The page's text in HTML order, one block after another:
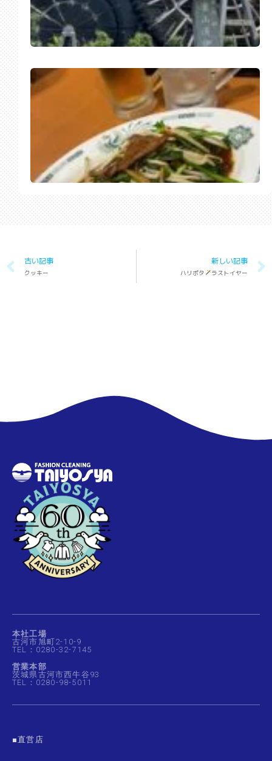
古い記事
クッキー
新しい記事
ハリポタ ラストイヤー
本社工場
古河市旭町2-10-9
TEL：0280-32-7145
営業本部
茨城県古河市西牛谷93
TEL：0280-98-5011
■直営店